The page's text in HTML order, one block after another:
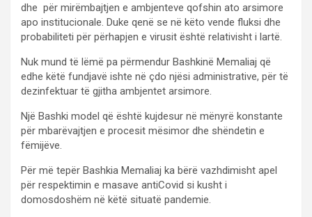
dhe për mirëmbajtjen e ambjenteve qofshin ato arsimore
apo institucionale. Duke qenë se në këto vende fluksi dhe
probabiliteti për përhapjen e virusit është relativisht i lartë.
Nuk mund të lëmë pa përmendur Bashkinë Memaliaj që
edhe këtë fundjavë ishte në çdo njësi administrative, për të
dezinfektuar të gjitha ambjentet arsimore.
Një Bashki model që është kujdesur në mënyrë konstante
për mbarëvajtjen e procesit mësimor dhe shëndetin e
fëmijëve.
Për më tepër Bashkia Memaliaj ka bërë vazhdimisht apel
për respektimin e masave antiCovid si kusht i
domosdoshëm në këtë situatë pandemie.